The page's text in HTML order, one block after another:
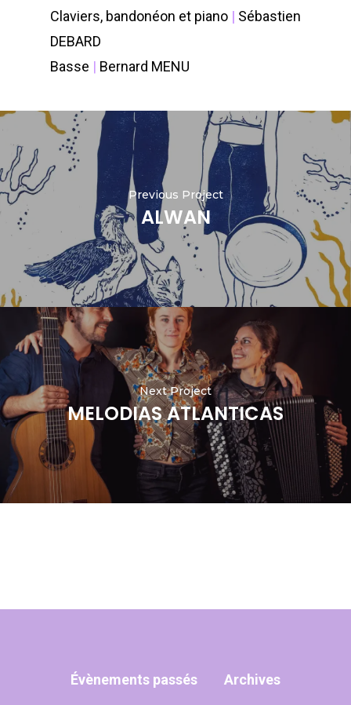
Claviers, bandonéon et piano | Sébastien
DEBARD
Basse | Bernard MENU
Previous Project
ALWAN
Next Project
MELODIAS ATLANTICAS
Évènements passés
Archives